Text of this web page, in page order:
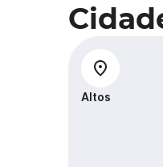
Altos